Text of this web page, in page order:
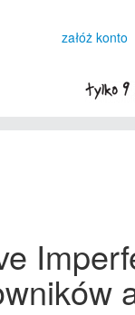
załóż konto